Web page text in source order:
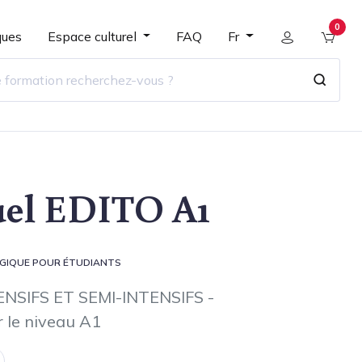
Espace culturel FAQ Fr
0
EDITO A1
POUR ÉTUDIANTS
ET SEMI-INTENSIFS -
le niveau A1